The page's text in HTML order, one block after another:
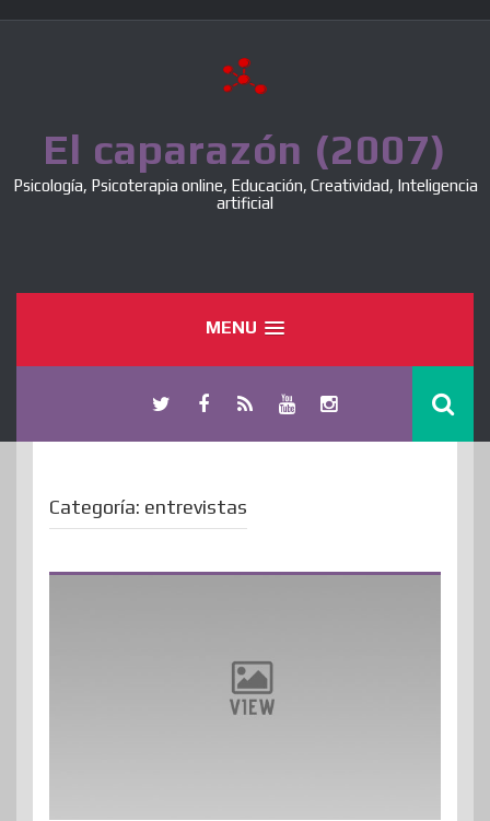
El caparazón (2007)
Psicología, Psicoterapia online, Educación, Creatividad, Inteligencia
artificial
MENU
Categoría: entrevistas